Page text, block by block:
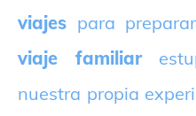
viajes para
viaje familiar
nuestra propia